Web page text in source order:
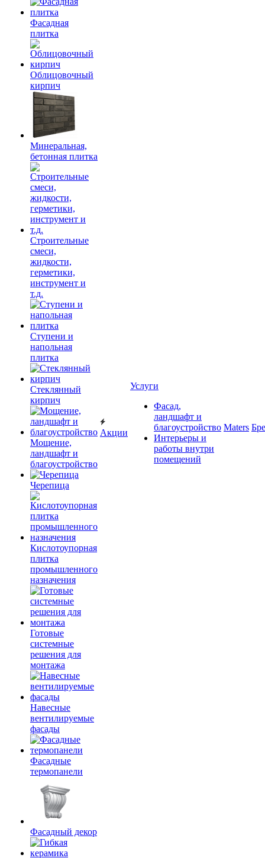
Фасадная
плитка
Облицовочный
кирпич
Минеральная,
бетонная плитка
Строительные
смеси,
жидкости,
герметики,
инструмент и
т.д.
Ступени и
напольная
плитка
Cтеклянный
кирпич
Мощение,
ландшафт и
благоустройство
Черепица
Кислотоупорная
плитка
промышленного
назначения
Готовые
системные
решения для
монтажа
Навесные
вентилируемые
фасады
Фасадные
термопанели
Фасадный декор
Акции
Услуги
Фасад,
ландшафт и
благоустройство
Интерьеры и
работы внутри
помещений
Maters